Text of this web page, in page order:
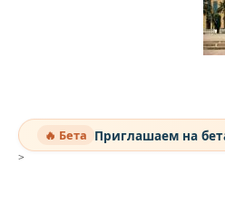
🔥 Бета Приглашаем на
>